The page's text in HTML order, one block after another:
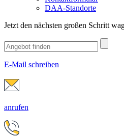
DAA-Standorte
Jetzt den nächsten großen Schritt
E-Mail schreiben
anrufen